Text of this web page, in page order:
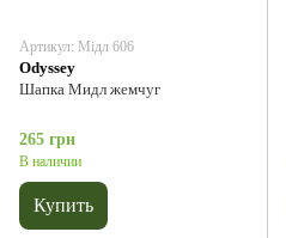
Артикул: Мідл 606
Odyssey
Шапка Мидл жемчуг
265 грн
В наличии
Купить